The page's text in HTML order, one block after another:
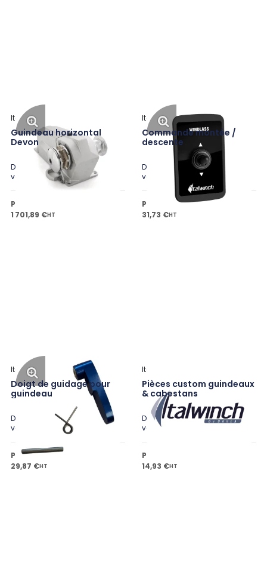
Guindeau horizontal
Devon
Italwinch
Disponible en plusieurs
variantes
Prix public à partir de
1 701,89 €HT
Commande montée /
descente
Italwinch
Disponible en plusieurs
variantes
Prix public à partir de
31,73 €HT
Doigt de guidage pour
guindeau
Italwinch
Disponible en plusieurs
variantes
Prix public à partir de
29,87 €HT
Pièces custom guindeaux
& cabestans
Italwinch
Disponible en plusieurs
variantes
Prix public à partir de
14,93 €HT